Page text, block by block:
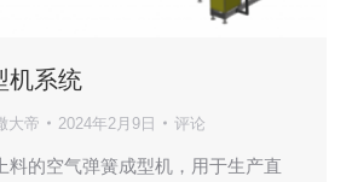
机系统
大帝 2024年2月9日 评论
料的空气弹簧成型机，用于生产直